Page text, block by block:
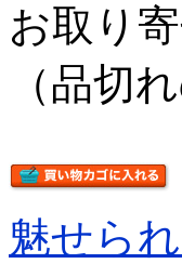
お取り
（品切
魅せら